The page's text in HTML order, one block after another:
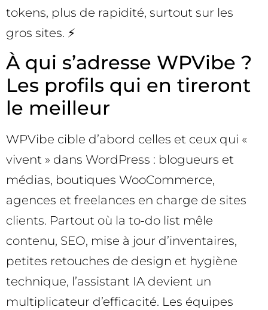
tokens, plus de rapidité, surtout sur les
gros sites. ⚡
À qui s’adresse WPVibe ?
Les profils qui en tireront
le meilleur
WPVibe cible d’abord celles et ceux qui «
vivent » dans WordPress : blogueurs et
médias, boutiques WooCommerce,
agences et freelances en charge de sites
clients. Partout où la to‑do list mêle
contenu, SEO, mise à jour d’inventaires,
petites retouches de design et hygiène
technique, l’assistant IA devient un
multiplicateur d’efficacité. Les équipes